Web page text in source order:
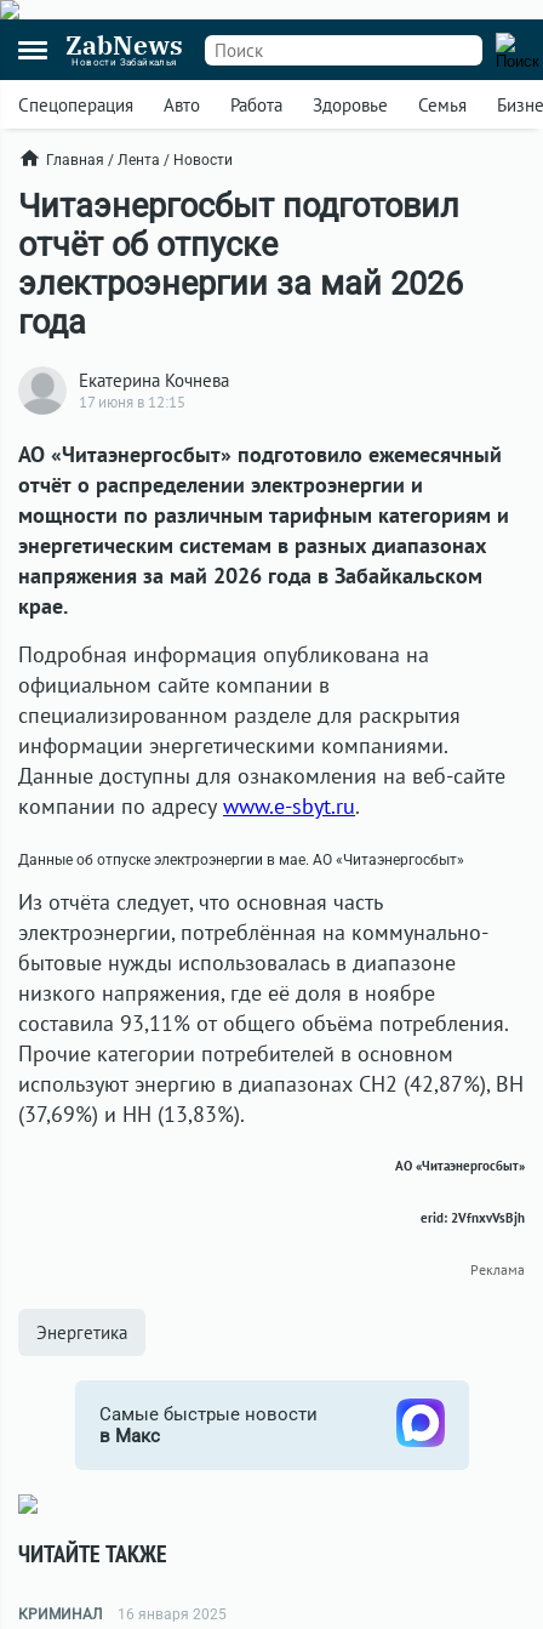
ZabNews
Новости Забайкалья
Спецоперация Авто Работа Здоровье Семья
Главная / Лента / Новости
Читаэнергосбыт подготовил
отчёт об отпуске
электроэнергии за май 2026
года
Екатерина Кочнева
17 июня в 12:15
АО «Читаэнергосбыт» подготовило ежемесячный
отчёт о распределении электроэнергии и
мощности по различным тарифным категориям и
энергетическим системам в разных диапазонах
напряжения за май 2026 года в Забайкальском
крае.
Подробная информация опубликована на
официальном сайте компании в
специализированном разделе для раскрытия
информации энергетическими компаниями.
Данные доступны для ознакомления на веб-сайте
компании по адресу www.e-sbyt.ru.
Данные об отпуске электроэнергии в мае. АО «Читаэнергосбыт»
Из отчёта следует, что основная часть
электроэнергии, потреблённая на коммунально-
бытовые нужды использовалась в диапазоне
низкого напряжения, где её доля в ноябре
составила 93,11% от общего объёма потребления.
Прочие категории потребителей в основном
используют энергию в диапазонах СН2 (42,87%), ВН
(37,69%) и НН (13,83%).
АО «Читаэнергосбыт»
erid: 2VfnxvVsBjh
Реклама
Энергетика
Самые быстрые новости
в Макс
ЧИТАЙТЕ ТАКЖЕ
КРИМИНАЛ 16 января 2025